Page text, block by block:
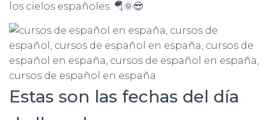
los cielos españoles. 🪂🌞😎
Estas son las fechas del día